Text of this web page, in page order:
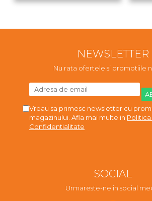
NEWSLETTER
Nu rata ofertele si promotiile
Vreau sa primesc newsletter cu
magazinului. Afla mai multe in
Confidentialitate
SOCIAL
Urmareste-ne in social